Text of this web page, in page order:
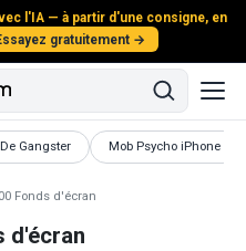
l'IA — à partir d'une consigne, en
gratuitement →
Gangster Mob Psycho iPhone
Fonds d'écran
Fonds d'écran
d'écran